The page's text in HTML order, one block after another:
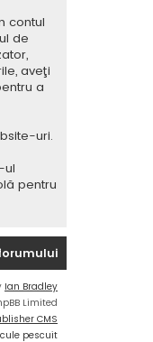
contul
de
aveţi
a
uri.
ul
pentru
Ian Bradley
Limited
CMS
pescuit